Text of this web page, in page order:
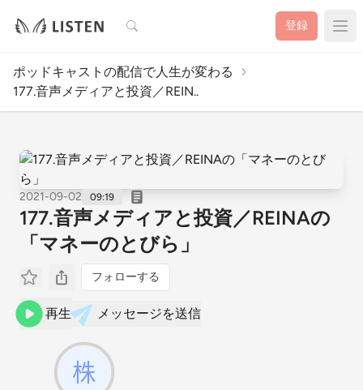
検索 登録
ポッドキャストの配信で人生が変わる
177.音声メディアと投資／REIN..
2021-09-02 09:19
177.音声メディアと投資／REINAの
「マネーのとびら」
フォローする
再生 メッセージを送信